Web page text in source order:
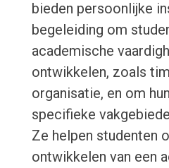
bieden persoonlijke
begeleiding om
academische
ontwikkelen, zoals
organisatie, en om
specifieke
Ze helpen studenten
ontwikkelen van een